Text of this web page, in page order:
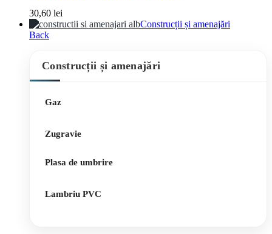
30,60 lei
Construcții și amenajări
Back
Construcții și amenajări
Gaz
Zugravie
Plasa de umbrire
Lambriu PVC